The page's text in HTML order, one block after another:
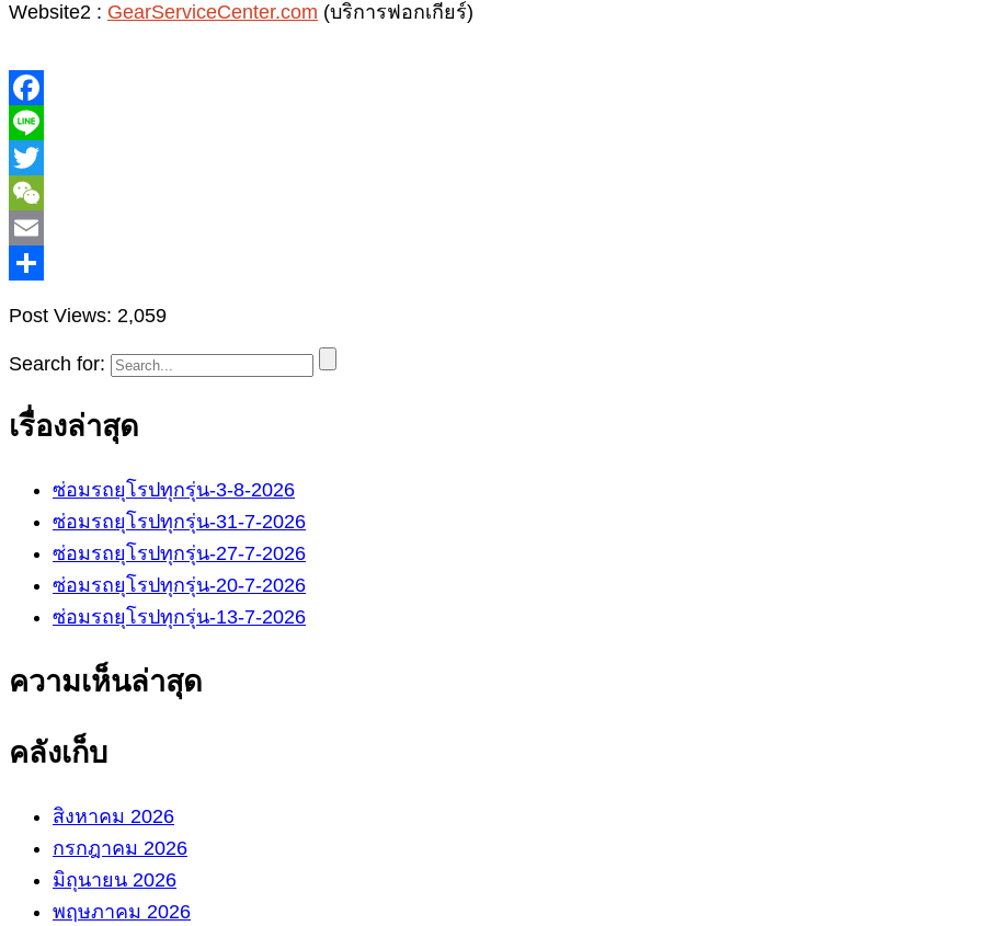
Website2 : GearServiceCenter.com (บริการฟอกเกียร์)
Post Views: 2,059
Search for:
เรื่องล่าสุด
ซ่อมรถยุโรปทุกรุ่น-3-8-2026
ซ่อมรถยุโรปทุกรุ่น-31-7-2026
ซ่อมรถยุโรปทุกรุ่น-27-7-2026
ซ่อมรถยุโรปทุกรุ่น-20-7-2026
ซ่อมรถยุโรปทุกรุ่น-13-7-2026
ความเห็นล่าสุด
คลังเก็บ
สิงหาคม 2026
กรกฎาคม 2026
มิถุนายน 2026
พฤษภาคม 2026